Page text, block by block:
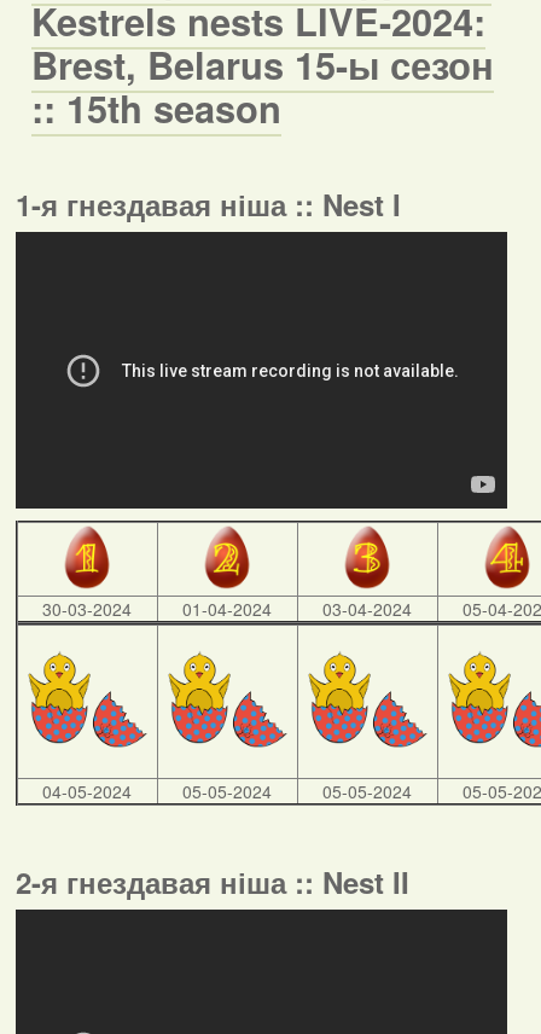
Kestrels nests LIVE-2024:
Brest, Belarus 15-ы сезон
:: 15th season
1-я гнездавая ніша :: Nest I
30-03-2024 01-04-2024 03-04-2024 05-04-
04-05-2024 05-05-2024 05-05-2024 05-05-
2-я гнездавая ніша :: Nest II